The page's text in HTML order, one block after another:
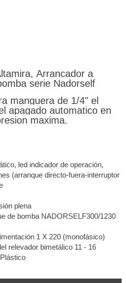
Arrancador a
serie Nadorself
manguera de 1/4" el
apagado automatico en
maxima.
led indicador de operación,
(arranque directo-fuera-interruptor
plena
de bomba NADORSELF300/1230
1 X 220 (monofásico)
relevador bimetálico 11 - 16